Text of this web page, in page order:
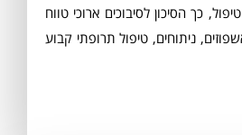
כך הסיכון לסיבוכים ארוכי טווח
ניתוחים, טיפול תרופתי קבוע